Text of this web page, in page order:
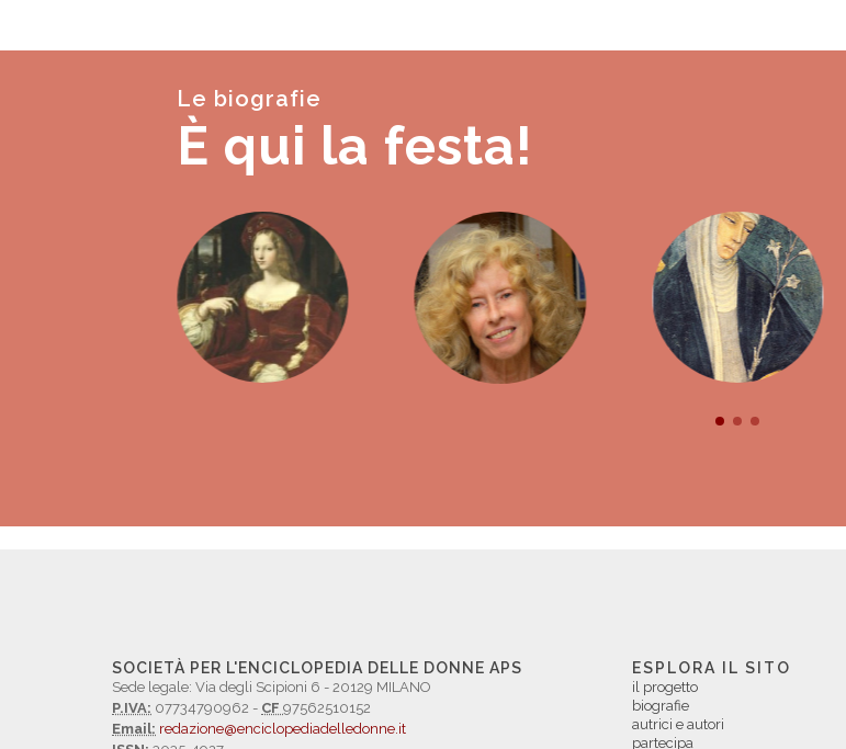
Le biografie
È qui la festa!
SOCIETÀ PER L'ENCICLOPEDIA DELLE DONNE APS
Sede legale: Via degli Scipioni 6 - 20129 MILANO
P.IVA: 07734790962 - CF 97562510152
Email: redazione@enciclopediadelledonne.it
ESPLORA IL SITO
il progetto
biografie
autrici e autori
partecipa